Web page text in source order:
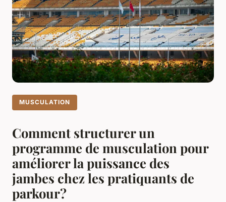
MUSCULATION
Comment structurer un
programme de musculation pour
améliorer la puissance des
jambes chez les pratiquants de
parkour?